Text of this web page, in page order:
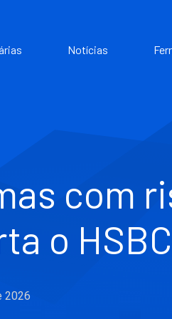
Notícias
com
o HSBC
2026